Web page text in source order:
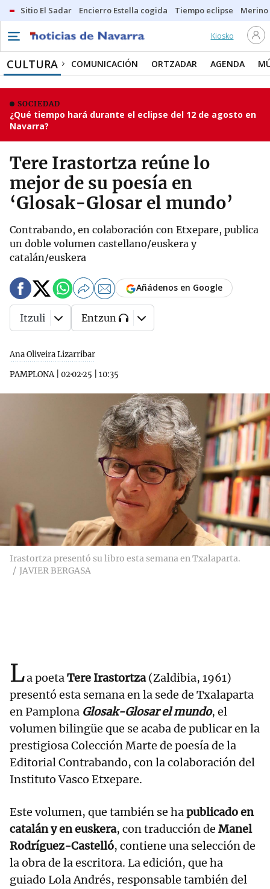
Sitio El Sadar Encierro Estella cogida Tiempo eclipse
Kiosko
CULTURA COMUNICACIÓN ORTZADAR AGENDA
SOCIEDAD
¿Qué tiempo hará durante el eclipse del 12 de agosto en
Navarra?
Tere Irastortza reúne lo
mejor de su poesía en
‘Glosak-Glosar el mundo’
Contrabando, en colaboración con Etxepare, publica
un doble volumen castellano/euskera y
catalán/euskera
Ana Oliveira Lizarribar
PAMPLONA| 02·02·25 10:35
Añádenos en Google
Itzuli Entzun
Irastortza presentó su libro esta semana en Txalaparta.
JAVIER BERGASA
La poetaTere Irastortza(Zaldibia, 1961)
presentó esta semana en la sede de Txalaparta
en Pamplona Glosak-Glosar el mundo, el
volumen bilingüe que se acaba de publicar en la
prestigiosa Colección Marte de poesía de la
Editorial Contrabando, con la colaboración del
Instituto Vasco Etxepare.
Este volumen, que también se hapublicado en
catalán y en euskera, con traducción de Manel
Rodríguez-Castelló, contiene una selección de
la obra de la escritora. La edición, que ha
guiado Lola Andrés, responsable también del